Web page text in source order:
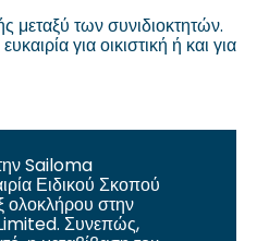
μεταξύ των συνιδιοκτητών.
για οικιστική ή και για
Sailoma
Ειδικού Σκοπού
ολοκλήρου στην
Συνεπώς,